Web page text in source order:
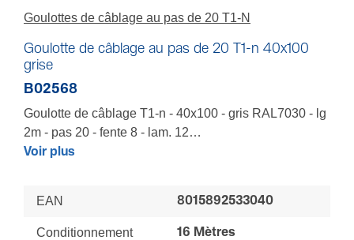
Goulottes de câblage au pas de 20 T1-N
Goulotte de câblage au pas de 20 T1-n 40x100
grise
B02568
Goulotte de câblage T1-n - 40x100 - gris RAL7030 - lg
2m - pas 20 - fente 8 - lam. 12
Pour organiser armoires et coffrets de distribution de
lamelles pour protection des fils et du câbleur -
Hauteur de semelle garantissant une protection
Voir plus
EAN 8015892533040
Conditionnement 16 Mètres